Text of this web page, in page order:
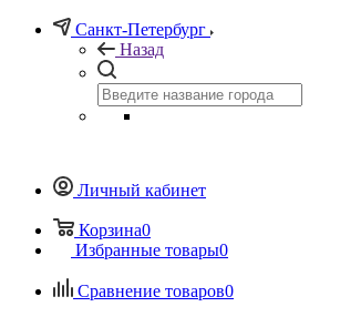
Санкт-Петербург
Назад
Личный кабинет
Корзина0
Избранные товары0
Сравнение товаров0